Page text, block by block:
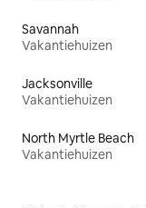
Savannah
Vakantiehuizen
Jacksonville
Vakantiehuizen
North Myrtle Beach
Vakantiehuizen